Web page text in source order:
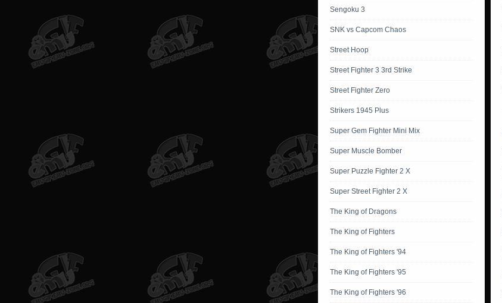
Sengoku 3
SNK vs Capcom Chaos
Street Hoop
Street Fighter 3 3rd Strike
Street Fighter Zero
Strikers 1945 Plus
Super Gem Fighter Mini Mix
Super Muscle Bomber
Super Puzzle Fighter 2 X
Super Street Fighter 2 X
The King of Dragons
The King of Fighters
The King of Fighters '94
The King of Fighters '95
The King of Fighters '96